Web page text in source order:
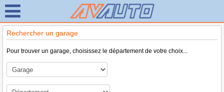
Rechercher un garage
Pour trouver un garage, choisissez le département de votre choix...